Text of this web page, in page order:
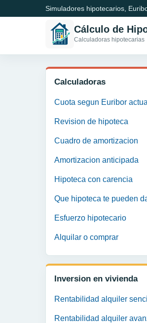
Simuladores hipotecarios,
Cálculo de
Calculadoras hipotecarias
Calculadoras
Cuota segun Euribor actual
Revision de hipoteca
Cuadro de amortizacion
Amortizacion anticipada
Hipoteca con carencia
Que hipoteca te pueden
Esfuerzo hipotecario
Alquilar o comprar
Inversion en vivienda
Rentabilidad alquiler
Rentabilidad alquiler